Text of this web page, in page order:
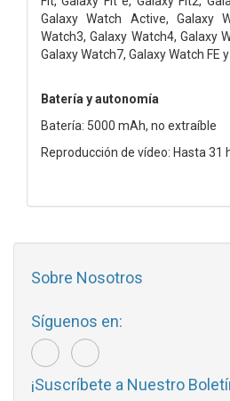
Galaxy Watch Active, Galaxy
Watch3, Galaxy Watch4, Galaxy
Galaxy Watch7, Galaxy Watch FE
Batería y autonomía
Batería: 5000 mAh, no extraíble
Reproducción de vídeo: Hasta 31
Sobre Nosotros
Síguenos en:
¡Suscríbete a Nuestro